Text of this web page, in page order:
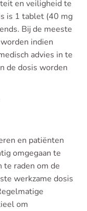
en veiligheid te
is 1 tablet (40 mg
Bij de meeste
indien
advies in te
de dosis worden
en patiënten
omgegaan te
te raden om de
werkzame dosis
om